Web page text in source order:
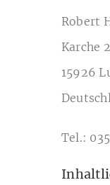
Robert
Karche
15926
Tel.: